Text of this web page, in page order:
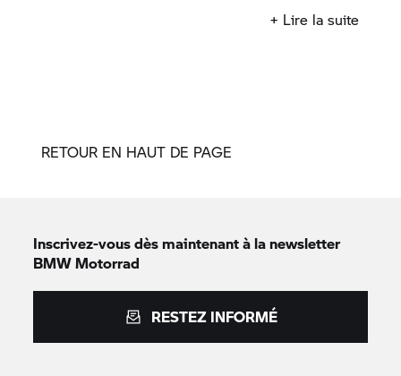
+ Lire la suite
RETOUR EN HAUT DE PAGE
Inscrivez-vous dès maintenant à la newsletter
BMW Motorrad
RESTEZ INFORMÉ